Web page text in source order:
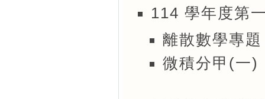
114 學年度第
離散數學專題
微積分甲(一)